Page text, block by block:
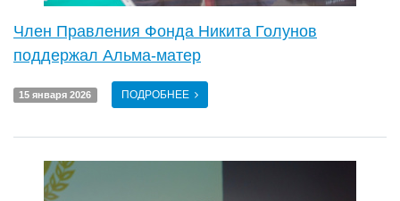
Член Правления Фонда Никита Голунов
поддержал Альма-матер
15 января 2026 ПОДРОБНЕЕ